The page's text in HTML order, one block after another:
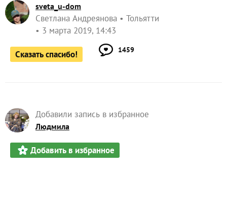
sveta_u-dom
Светлана Андреянова
Тольятти
3 марта 2019, 14:43
Сказать спасибо! 1459
Добавили запись в избранное
Людмила
Добавить в избранное